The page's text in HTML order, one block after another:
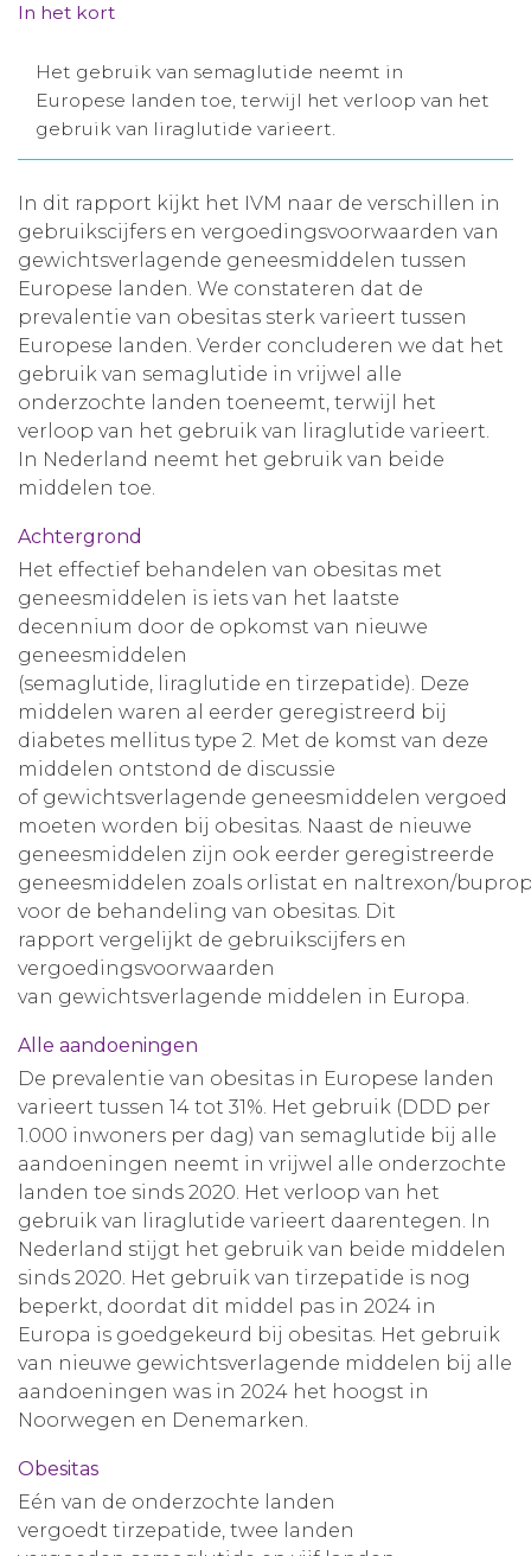
Inloggen
In het kort
Het gebruik van semaglutide neemt in
Europese landen toe, terwijl het verloop van het
gebruik van liraglutide varieert.
In dit rapport kijkt het IVM naar de verschillen in
gebruikscijfers en vergoedingsvoorwaarden van
gewichtsverlagende geneesmiddelen tussen
Europese landen. We constateren dat de
prevalentie van obesitas sterk varieert tussen
Europese landen. Verder concluderen we dat het
gebruik van semaglutide in vrijwel alle
onderzochte landen toeneemt, terwijl het
verloop van het gebruik van liraglutide varieert.
In Nederland neemt het gebruik van beide
middelen toe.
Achtergrond
Het effectief behandelen van obesitas met
geneesmiddelen is iets van het laatste
decennium door de opkomst van nieuwe
geneesmiddelen
(semaglutide, liraglutide en tirzepatide). Deze
middelen waren al eerder geregistreerd bij
diabetes mellitus type 2. Met de komst van deze
middelen ontstond de discussie
of gewichtsverlagende geneesmiddelen vergoed
moeten worden bij obesitas. Naast de nieuwe
geneesmiddelen zijn ook eerder geregistreerde
geneesmiddelen zoals orlistat en naltrexon/
voor de behandeling van obesitas. Dit
rapport vergelijkt de gebruikscijfers en
vergoedingsvoorwaarden
van gewichtsverlagende middelen in Europa.
Alle aandoeningen
De prevalentie van obesitas in Europese landen
varieert tussen 14 tot 31%. Het gebruik (DDD per
1.000 inwoners per dag) van semaglutide bij alle
aandoeningen neemt in vrijwel alle onderzochte
landen toe sinds 2020. Het verloop van het
gebruik van liraglutide varieert daarentegen. In
Nederland stijgt het gebruik van beide middelen
sinds 2020. Het gebruik van tirzepatide is nog
beperkt, doordat dit middel pas in 2024 in
Europa is goedgekeurd bij obesitas. Het gebruik
van nieuwe gewichtsverlagende middelen bij alle
aandoeningen was in 2024 het hoogst in
Noorwegen en Denemarken.
Obesitas
Eén van de onderzochte landen
vergoedt tirzepatide, twee landen